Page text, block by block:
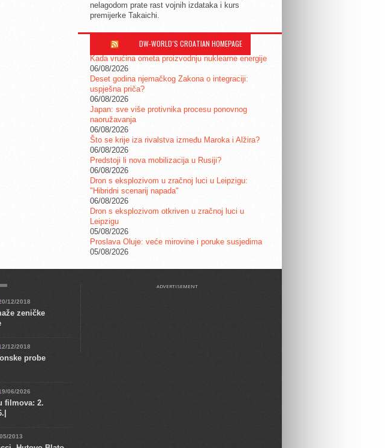
nelagodom prate rast vojnih izdataka i kurs
premijerke Takaichi.
DW-WORLD´S CROATIAN HOMEPAGE
Kada vrućina ometa proizvodnju nuklearne energije
06/08/2026
Deset godina njemačkog Zakona o integraciji:
uspješna priča?
06/08/2026
Japan: sve više protivnika procesu ponovnog
naoružavanja
06/08/2026
Što se krije iza rivalstva između Maroka i Alžira?
06/08/2026
Predstoji li nova mobilizacija u Rusiji?
06/08/2026
Dron s eksplozivom u zračnoj luci u Leipzigu:
"Hibridni scenarij napada"
06/08/2026
Dron s eksplozivom otkriven u zračnoj luci u
Leipzigu
05/08/2026
Proslava Oluje: veće mirovine i poruke susjedima
05/08/2026
12/2018
zeničke
12/2018
probe
06/2026
filmova: 2.
2013
ADVERTISEMENT